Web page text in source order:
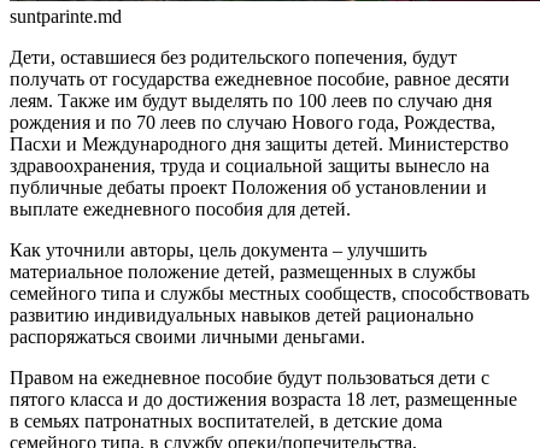
suntparinte.md
Дети, оставшиеся без родительско­го попечения, будут
получать от государства ежедневное пособие, равное десяти
леям. Также им бу­дут выделять по 100 леев по слу­чаю дня
рождения и по 70 леев по случаю Нового года, Рождества,
Пасхи и Международного дня за­щиты детей. Министерство
здраво­охранения, труда и социальной за­щиты вынесло на
публичные деба­ты проект Положения об установ­лении и
выплате ежедневного по­собия для детей.
Как уточнили авторы, цель документа – улучшить
материальное положение детей, размещенных в службы
семейного типа и службы местных сообществ, способство­вать
развитию индивидуальных навыков детей рационально
распоряжаться своими личными деньгами.
Правом на ежедневное пособие бу­дут пользоваться дети с
пятого класса и до достижения возраста 18 лет, размещен­ные
в семьях патронатных воспитателей, в детские дома
семейного типа, в службу опеки/попечительства,